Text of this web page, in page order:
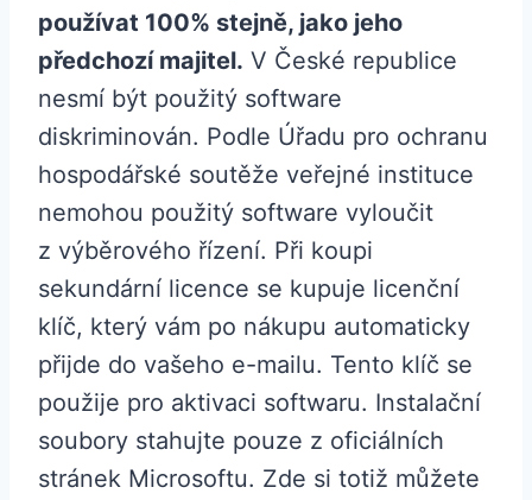
používat 100% stejně, jako jeho
předchozí majitel. V České republice
nesmí být použitý software
diskriminován. Podle Úřadu pro ochranu
hospodářské soutěže veřejné instituce
nemohou použitý software vyloučit
z výběrového řízení. Při koupi
sekundární licence se kupuje licenční
klíč, který vám po nákupu automaticky
přijde do vašeho e-mailu. Tento klíč se
použije pro aktivaci softwaru. Instalační
soubory stahujte pouze z oficiálních
stránek Microsoftu. Zde si totiž můžete